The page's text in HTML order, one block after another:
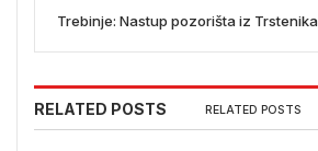
Trebinje: Nastup pozorišta iz Trstenika
RELATED POSTS RELATED POSTS